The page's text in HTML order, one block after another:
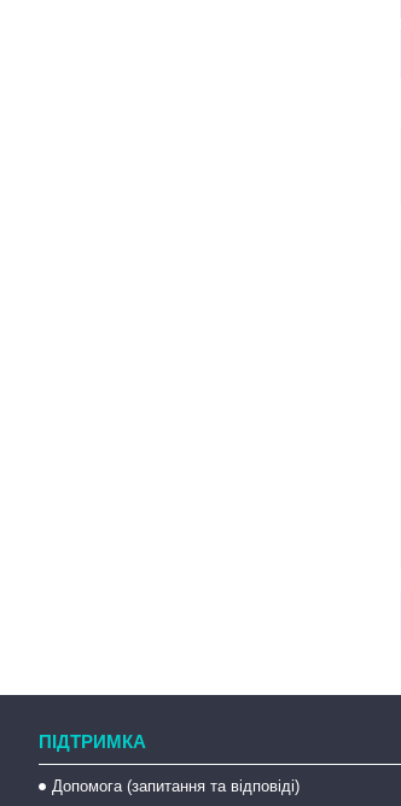
ПІДТРИМКА
Допомога (запитання та відповіді)